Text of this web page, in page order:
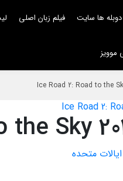
دوبله ها سایت فیلم زبان اصلی
ایالات متحده